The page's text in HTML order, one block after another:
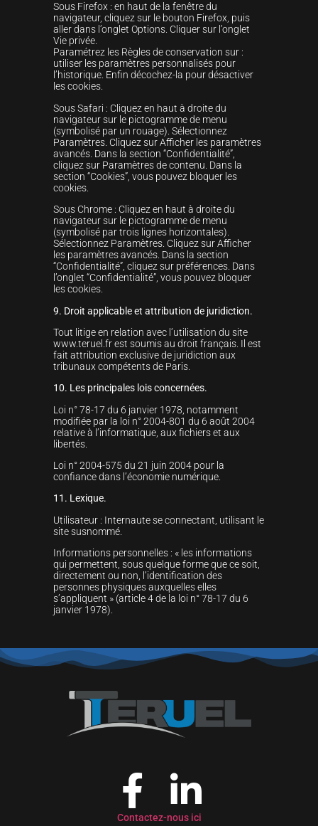
Sous Firefox : en haut de la fenêtre du
navigateur, cliquez sur le bouton Firefox, puis
aller dans l’onglet Options. Cliquer sur l’onglet
Vie privée.
Paramétrez les Règles de conservation sur :
utiliser les paramètres personnalisés pour
l’historique. Enfin décochez-la pour désactiver
les cookies.
Sous Safari : Cliquez en haut à droite du
navigateur sur le pictogramme de menu
(symbolisé par un rouage). Sélectionnez
Paramètres. Cliquez sur Afficher les paramètres
avancés. Dans la section “Confidentialité”,
cliquez sur Paramètres de contenu. Dans la
section “Cookies”, vous pouvez bloquer les
cookies.
Sous Chrome : Cliquez en haut à droite du
navigateur sur le pictogramme de menu
(symbolisé par trois lignes horizontales).
Sélectionnez Paramètres. Cliquez sur Afficher
les paramètres avancés. Dans la section
“Confidentialité”, cliquez sur préférences. Dans
l’onglet “Confidentialité”, vous pouvez bloquer
les cookies.
9. Droit applicable et attribution de juridiction.
Tout litige en relation avec l’utilisation du site
www.teruel.fr est soumis au droit français. Il est
fait attribution exclusive de juridiction aux
tribunaux compétents de Paris.
10. Les principales lois concernées.
Loi n° 78-17 du 6 janvier 1978, notamment
modifiée par la loi n° 2004-801 du 6 août 2004
relative à l’informatique, aux fichiers et aux
libertés.
Loi n° 2004-575 du 21 juin 2004 pour la
confiance dans l’économie numérique.
11. Lexique.
Utilisateur : Internaute se connectant, utilisant le
site susnommé.
Informations personnelles : « les informations
qui permettent, sous quelque forme que ce soit,
directement ou non, l’identification des
personnes physiques auxquelles elles
s’appliquent » (article 4 de la loi n° 78-17 du 6
janvier 1978).
Contactez-nous ici